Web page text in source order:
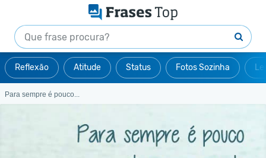
Reflexão Atitude Status Fotos Sozinha
Para sempre é pouco...